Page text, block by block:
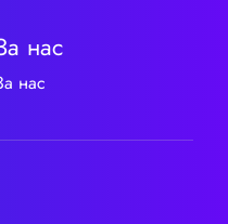
нас
нас